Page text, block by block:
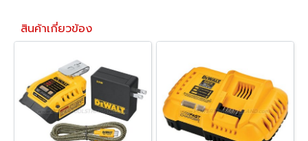
สินค้าเกี่ยวข้อง